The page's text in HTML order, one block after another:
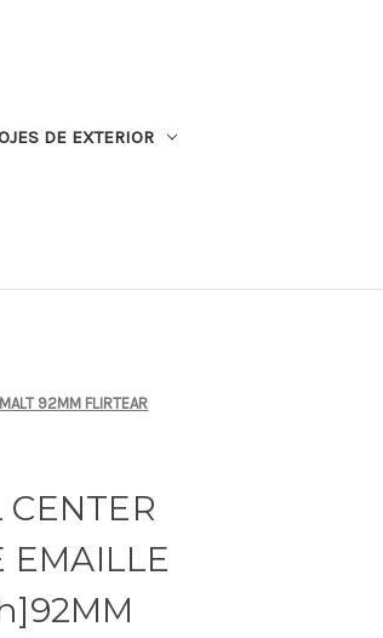
DE EXTERIOR
92MM FLIRTEAR
EMAILLE